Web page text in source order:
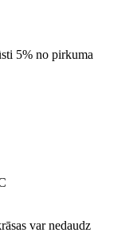
5% no pirkuma
var nedaudz